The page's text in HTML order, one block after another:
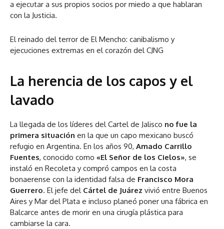
a ejecutar a sus propios socios por miedo a que hablaran
con la Justicia.
El reinado del terror de El Mencho: canibalismo y
ejecuciones extremas en el corazón del CJNG
La herencia de los capos y el
lavado
La llegada de los líderes del Cartel de Jalisco no fue la
primera situación en la que un capo mexicano buscó
refugio en Argentina. En los años 90, Amado Carrillo
Fuentes, conocido como «El Señor de los Cielos», se
instaló en Recoleta y compró campos en la costa
bonaerense con la identidad falsa de Francisco Mora
Guerrero. El jefe del Cártel de Juárez vivió entre Buenos
Aires y Mar del Plata e incluso planeó poner una fábrica en
Balcarce antes de morir en una cirugía plástica para
cambiarse la cara.